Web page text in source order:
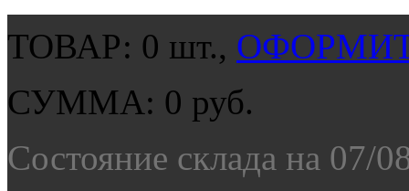
ТОВАР: 0 шт.,
СУММА: 0 руб.
Состояние склада на 07/